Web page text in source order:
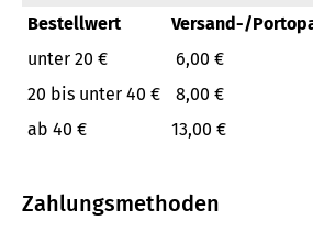
Bestellwert
Versand-/
unter 20 €
6,00 €
20 bis unter 40 €
8,00 €
ab 40 €
13,00 €
Zahlungsmethoden